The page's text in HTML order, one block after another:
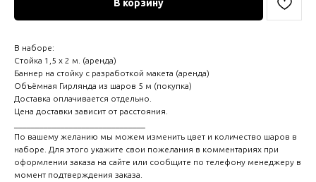
В корзину
В наборе:
Стойка 1,5 х 2 м. (аренда)
Баннер на стойку с разработкой макета (аренда)
Объёмная Гирлянда из шаров 5 м (покупка)
Доставка оплачивается отдельно.
Цена доставки зависит от расстояния.
По вашему желанию мы можем изменить цвет и количество шаров в
наборе. Для этого укажите свои пожелания в комментариях при
оформлении заказа на сайте или сообщите по телефону менеджеру в
момент подтверждения заказа.